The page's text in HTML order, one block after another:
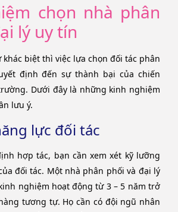
chọn nhà phân
lý uy tín
khác biệt thì việc lựa chọn đối tác phân
định đến sự thành bại của chiến
Dưới đây là những kinh nghiệm
lưu ý.
lực đối tác
hợp tác, bạn cần xem xét kỹ lưỡng
đối tác. Một nhà phân phối và đại lý
nghiệm hoạt động từ 3 – 5 năm trở
tương tự. Họ cần có đội ngũ nhân